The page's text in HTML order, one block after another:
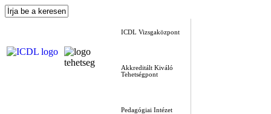
ICDL Vizsgaközpont
Akkreditált Kiváló
Tehetségpont
Pedagógiai Intézet